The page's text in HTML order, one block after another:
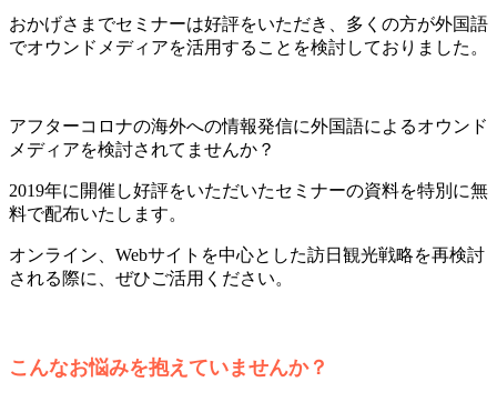
おかげさまでセミナーは好評をいただき、多くの方が外国語
でオウンドメディアを活用することを検討しておりました。
アフターコロナの海外への情報発信に外国語によるオウンド
メディアを検討されてませんか？
2019年に開催し好評をいただいたセミナーの資料を特別に無
料で配布いたします。
オンライン、Webサイトを中心とした訪日観光戦略を再検討
される際に、ぜひご活用ください。
こんなお悩みを抱えていませんか？